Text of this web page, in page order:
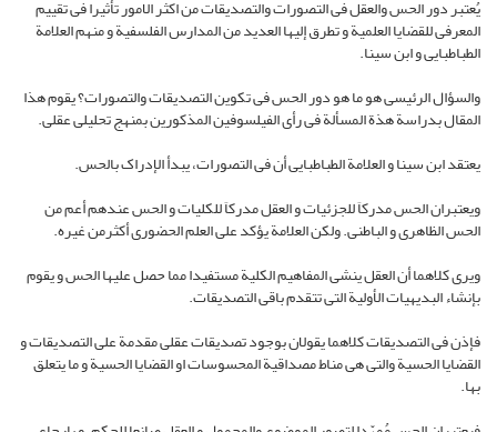
یُعتبر دور الحس والعقل فی التصورات والتصدیقات من اکثر الامور تأثیرا فی تقییم
المعرفی للقضایا العلمیة و تطرق إلیها العدید من المدارس الفلسفیة و منهم العلامة
الطباطبایی و ابن سینا.
والسؤال الرئیسی هو ما هو دور الحس فی تکوین التصدیقات والتصورات؟ یقوم هذا
المقال بدراسة هذة المسألة فی رأی الفیلسوفین المذکورین بمنهج تحلیلی عقلی.
یعتقد ابن سینا و العلامة الطباطبایی أن فی التصورات، یبدأ الإدراک بالحس.
ویعتبران الحس مدرکاَ للجزئیات و العقل مدرکاَ للکلیات و الحس عندهم أعم من
الحس الظاهری و الباطنی. ولکن العلامة یؤکد على العلم الحضوری أکثرمن غیره.
ویرى کلاهما أن العقل ینشی المفاهیم الکلیة مستفیدا مما حصل علیها الحس و یقوم
بإنشاء البدیهیات الأولیة التی تتقدم باقی التصدیقات.
فإذن فی التصدیقات کلاهما یقولان بوجود تصدیقات عقلی مقدمة علی التصدیقات و
القضایا الحسیة والتی هی مناط مصداقیة المحسوسات او القضایا الحسیة و ما یتعلق
بها.